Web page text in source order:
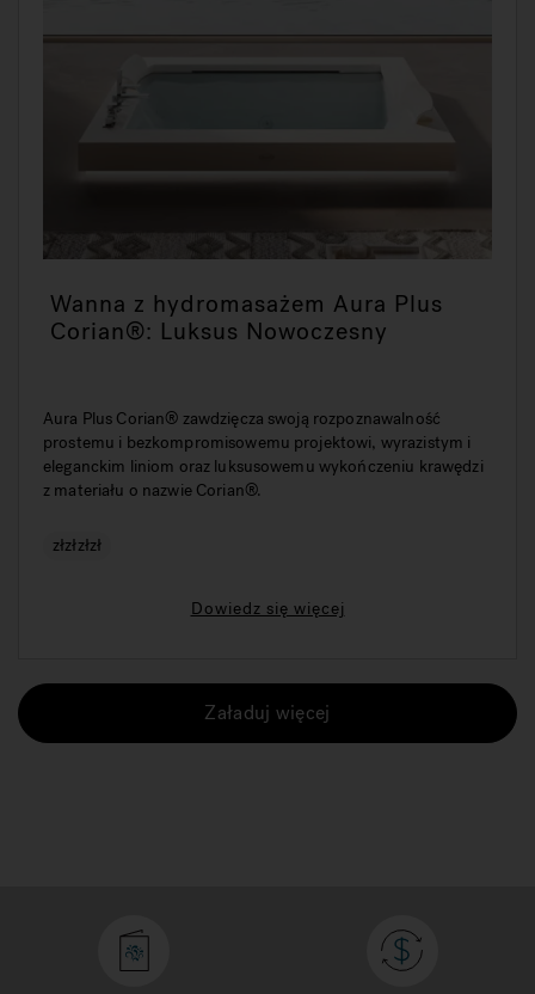
Wanna z hydromasażem Aura Plus
Corian®: Luksus Nowoczesny
Aura Plus Corian® zawdzięcza swoją rozpoznawalność
prostemu i bezkompromisowemu projektowi, wyrazistym i
eleganckim liniom oraz luksusowemu wykończeniu krawędzi
z materiału o nazwie Corian®.
złzłzłzł
Dowiedz się więcej
Załaduj więcej